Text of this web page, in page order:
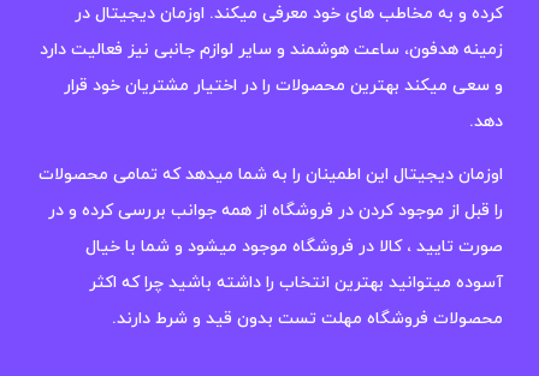
کرده و به مخاطب های خود معرفی میکند. اوزمان دیجیتال در
زمینه هدفون، ساعت هوشمند و سایر لوازم جانبی نیز فعالیت دارد
و سعی میکند بهترین محصولات را در اختیار مشتریان خود قرار
دهد.
اوزمان دیجیتال این اطمینان را به شما میدهد که تمامی محصولات
را قبل از موجود کردن در فروشگاه از همه جوانب بررسی کرده و در
صورت تایید ، کالا در فروشگاه موجود میشود و شما با خیال
آسوده میتوانید بهترین انتخاب را داشته باشید چرا که اکثر
محصولات فروشگاه مهلت تست بدون قید و شرط دارند.